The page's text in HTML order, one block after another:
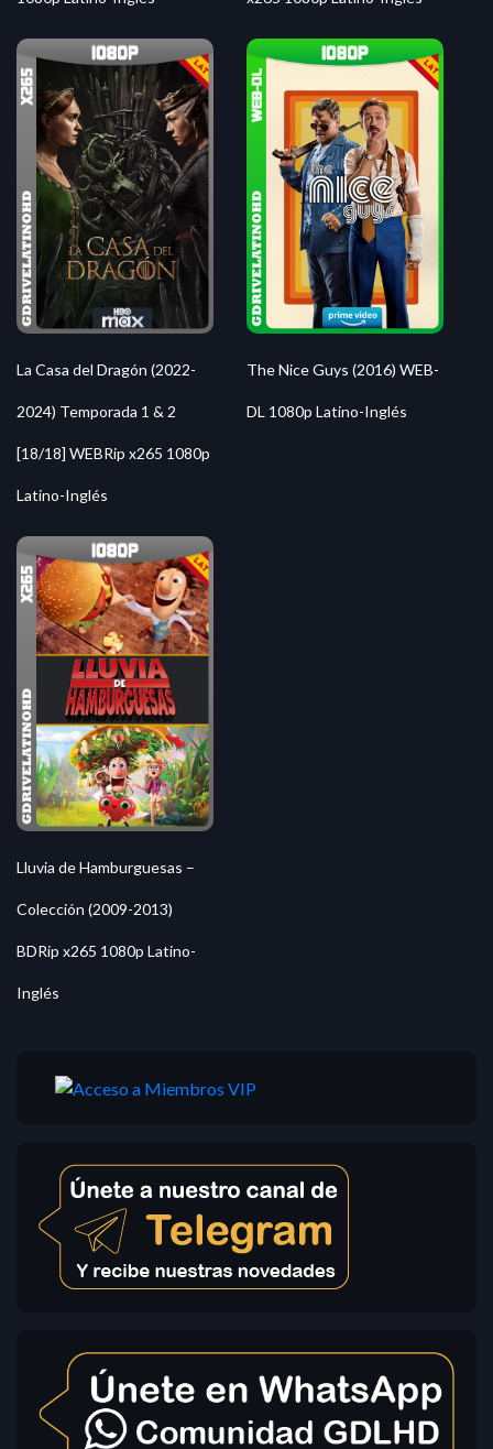
La Casa del Dragón (2022-
2024) Temporada 1 & 2
[18/18] WEBRip x265 1080p
Latino-Inglés
The Nice Guys (2016) WEB-
DL 1080p Latino-Inglés
Lluvia de Hamburguesas –
Colección (2009-2013)
BDRip x265 1080p Latino-
Inglés